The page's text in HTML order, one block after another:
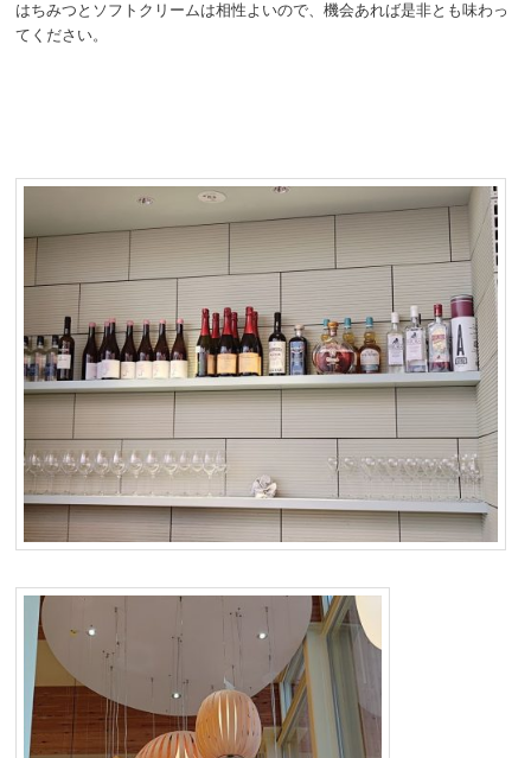
はちみつとソフトクリームは相性よいので、機会あれば是非とも味わっ
てください。